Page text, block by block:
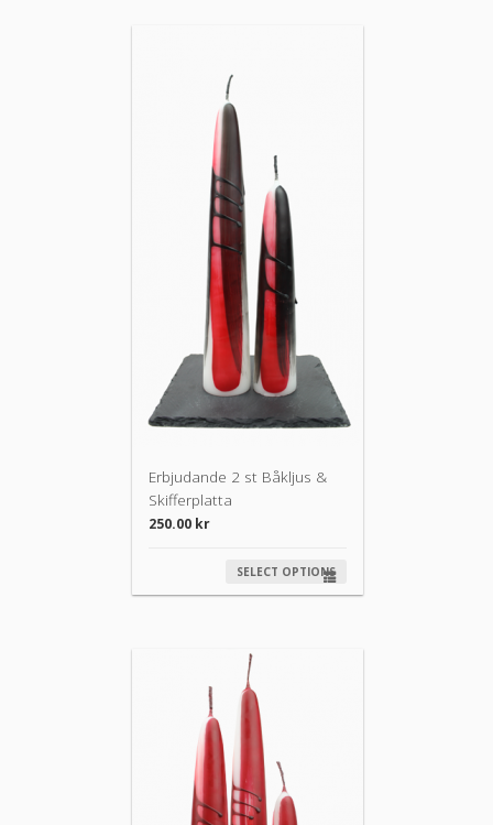
Erbjudande 2 st Båkljus &
Skifferplatta
250.00 kr
SELECT OPTIONS